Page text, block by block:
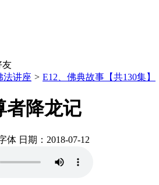
法讲座 > E12、佛典故事【共130集】
者降龙记
日期：2018-07-12